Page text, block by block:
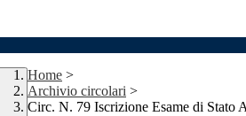
Home >
Archivio circolari >
Circ. N. 79 Iscrizione Esame di Stato